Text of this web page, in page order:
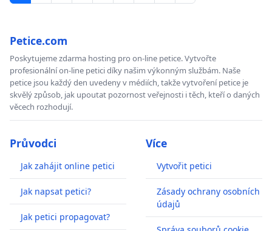
Petice.com
Poskytujeme zdarma hosting pro on-line petice. Vytvořte
profesionální on-line petici díky našim výkonným službám. Naše
petice jsou každý den uvedeny v médiích, takže vytvoření petice je
skvělý způsob, jak upoutat pozornost veřejnosti i těch, kteří o daných
věcech rozhodují.
Průvodci
Jak zahájit online petici
Jak napsat petici?
Jak petici propagovat?
Více
Vytvořit petici
Zásady ochrany osobních
údajů